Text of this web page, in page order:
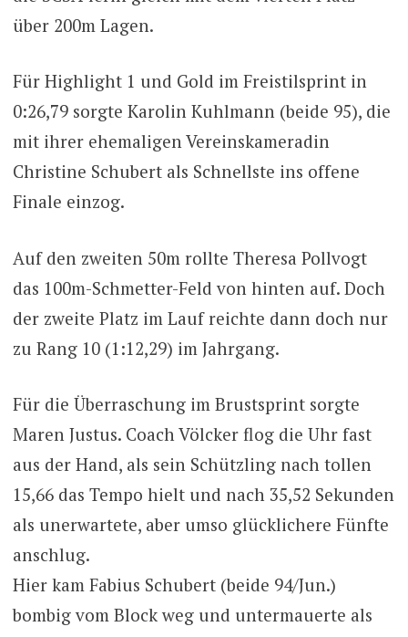
über 200m Lagen.
Für Highlight 1 und Gold im Freistilsprint in
0:26,79 sorgte Karolin Kuhlmann (beide 95), die
mit ihrer ehemaligen Vereinskameradin
Christine Schubert als Schnellste ins offene
Finale einzog.
Auf den zweiten 50m rollte Theresa Pollvogt
das 100m-Schmetter-Feld von hinten auf. Doch
der zweite Platz im Lauf reichte dann doch nur
zu Rang 10 (1:12,29) im Jahrgang.
Für die Überraschung im Brustsprint sorgte
Maren Justus. Coach Völcker flog die Uhr fast
aus der Hand, als sein Schützling nach tollen
15,66 das Tempo hielt und nach 35,52 Sekunden
als unerwartete, aber umso glücklichere Fünfte
anschlug.
Hier kam Fabius Schubert (beide 94/Jun.)
bombig vom Block weg und untermauerte als